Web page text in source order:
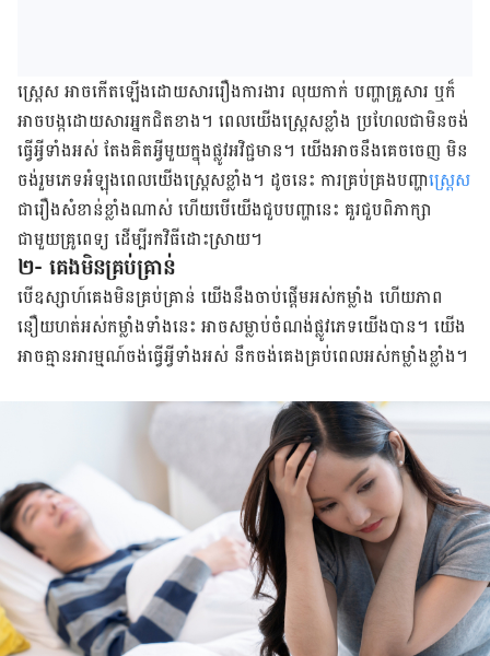
ស្ត្រេស​ អាច​កើត​ឡើង​ដោយ​សារ​រឿង​ការងារ លុយ​កាក់ បញ្ហា​គ្រួសារ ឬក៏​
អាច​បង្ក​ដោយ​សារ​អ្នក​ជិតខាង។ ពេល​យើង​ស្ត្រេសខ្លាំង ​ប្រហែល​ជា​មិន​ចង់​
ធ្វើ​អ្វី​ទាំង​អស់ តែង​គិត​អ្វី​មួយ​ក្នុង​ផ្លូវ​អវិជ្ជមាន។ យើង​អាច​នឹង​គេច​ចេញ​ មិន​
ចង់​រួម​ភេទ​អំឡុង​ពេល​យើង​ស្ត្រេស​ខ្លាំង។ ដូច​នេះ ការ​គ្រប់​គ្រងបញ្ហា​ស្ត្រេស
​ជា​រឿង​សំខាន់​ខ្លាំង​ណាស់ ហើយ​បើ​​យើង​​ជួប​បញ្ហា​នេះ ​គួរ​​ជួប​ពិភាក្សា​
ជាមួយ​គ្រូពេទ្យ​ ដើម្បី​រក​វិធី​ដោះ​ស្រាយ។
២- គេងមិនគ្រប់គ្រាន់
បើ​ឧស្សាហ៍​គេង​មិន​គ្រប់គ្រាន់ យើង​នឹង​ចាប់​ផ្ដើម​អស់​កម្លាំង ហើយ​ភាព​
នឿយ​ហត់​អស់​កម្លាំង​ទាំង​នេះ អាច​សម្លាប់​ចំណង់​ផ្លូវ​ភេទយើង​បាន។ ​យើង
អាច​គ្មាន​អារម្មណ៍​ចង់​ធ្វើ​អ្វី​ទាំង​អស់ ​នឹក​​ចង់​គេងគ្រប់​​ពេល​អស់​កម្លាំង​ខ្លាំង។